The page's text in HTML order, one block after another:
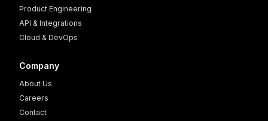
Product Engineering
API & Integrations
Cloud & DevOps
Company
About Us
Careers
Contact